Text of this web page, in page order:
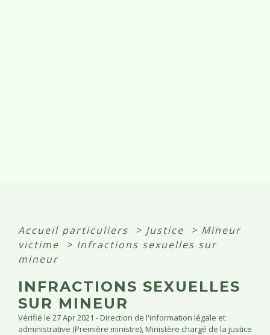
Accueil particuliers > Justice > Mineur
victime
> Infractions sexuelles sur
mineur
INFRACTIONS SEXUELLES
SUR MINEUR
Vérifié le 27 Apr 2021 - Direction de l'information légale et
administrative (Première ministre), Ministère chargé de la justice